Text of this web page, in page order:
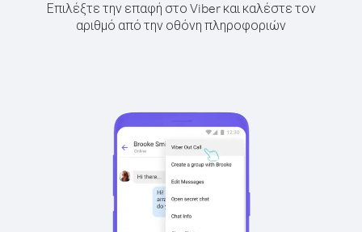
Επιλέξτε την επαφή στο Viber και καλέστε τον
αριθμό από την οθόνη πληροφοριών